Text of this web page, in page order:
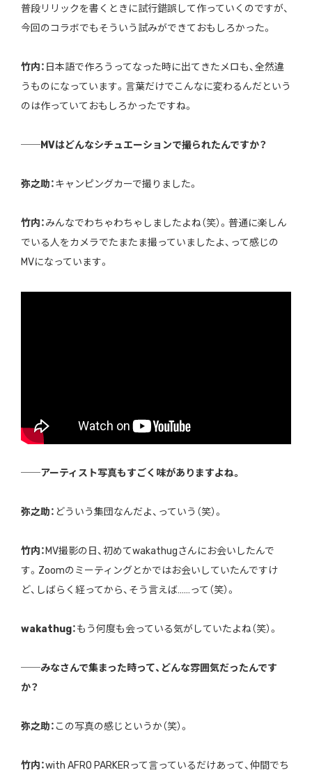
普段リリックを書くときに試行錯誤して作っていくのですが、
今回のコラボでもそういう試みができておもしろかった。
竹内： 日本語で作ろうってなった時に出てきたメロも、全然違
うものになっています。言葉だけでこんなに変わるんだという
のは作っていておもしろかったですね。
──MVはどんなシチュエーションで撮られたんですか？
弥之助：キャンピングカーで撮りました。
竹内：みんなでわちゃわちゃしましたよね（笑）。普通に楽しん
でいる人をカメラでたまたま撮っていましたよ、って感じの
MVになっています。
──アーティスト写真もすごく味がありますよね。
弥之助： どういう集団なんだよ、っていう（笑）。
竹内： MV撮影の日、初めてwakathugさんにお会いしたんで
す。Zoomのミーティングとかではお会いしていたんですけ
ど、しばらく経ってから、そう言えば……って（笑）。
wakathug：もう何度も会っている気がしていたよね（笑）。
──みなさんで集まった時って、どんな雰囲気だったんです
か？
弥之助： この写真の感じというか（笑）。
竹内：with AFRO PARKERって言っているだけあって、仲間でち